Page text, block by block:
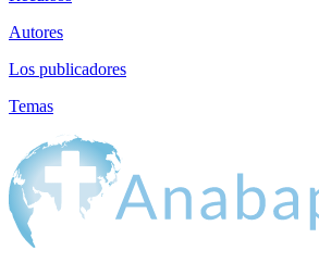
Autores
Los publicadores
Temas